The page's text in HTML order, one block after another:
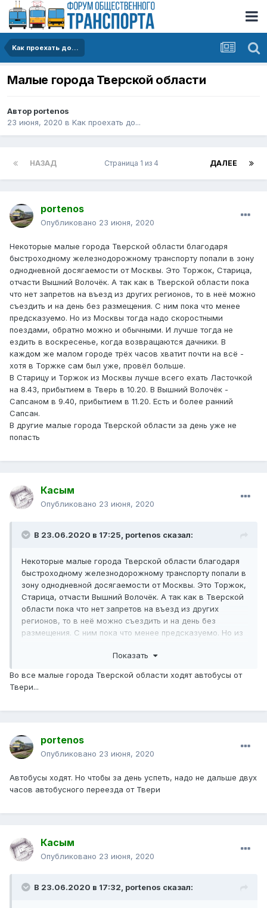
Kак проехать до...
Малые города Тверской области
Автор portenos
23 июня, 2020 в Kак проехать до...
НАЗАД ДАЛЕЕ
Страница 1 из 4
portenos
Опубликовано 23 июня, 2020
Некоторые малые города Тверской области благодаря
быстроходному железнодорожному транспорту попали в зону
однодневной досягаемости от Москвы. Это Торжок, Старица,
отчасти Вышний Волочёк. А так как в Тверской области пока
что нет запретов на въезд из других регионов, то в неё можно
съездить и на день без размещения. С ним пока что менее
предсказуемо. Но из Москвы тогда надо скоростными
поездами, обратно можно и обычными. И лучше тогда не
ездить в воскресенье, когда возвращаются дачники. В
каждом же малом городе трёх часов хватит почти на всё -
хотя в Торжке сам был уже, провёл больше.
В Старицу и Торжок из Москвы лучше всего ехать Ласточкой
на 8.43, прибытием в Тверь в 10.20. В Вышний Волочёк -
Сапсаном в 9.40, прибытием в 11.20. Есть и более ранний
Сапсан.
В другие малые города Тверской области за день уже не
попасть
Касым
Опубликовано 23 июня, 2020
В 23.06.2020 в 17:25, portenos сказал:
Некоторые малые города Тверской области благодаря
быстроходному железнодорожному транспорту попали в
зону однодневной досягаемости от Москвы. Это Торжок,
Старица, отчасти Вышний Волочёк. А так как в Тверской
области пока что нет запретов на въезд из других
регионов, то в неё можно съездить и на день без
размещения. С ним пока что менее предсказуемо. Но из
можно и обычными. И лучше тогда не ездить в
же малом городе трёх часов хватит почти на всё - хотя
в Торжке сам был уже, провёл больше.
более ранний Сапсан.
В другие малые города Тверской области за день уже
Показать
Во все малые города Тверской области ходят автобусы от
Твери...
portenos
Опубликовано 23 июня, 2020
Автобусы ходят. Но чтобы за день успеть, надо не дальше двух
часов автобусного переезда от Твери
Касым
Опубликовано 23 июня, 2020
В 23.06.2020 в 17:32, portenos сказал: